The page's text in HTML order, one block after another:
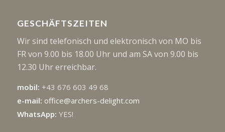
GESCHÄFTSZEITEN
Wir sind telefonisch und elektronisch von MO bis
FR von 9.00 bis 18.00 Uhr und am SA von 9.00 bis
12.30 Uhr erreichbar.
mobil: +43 676 603 49 68
e-mail: office@archers-delight.com
WhatsApp: YES!